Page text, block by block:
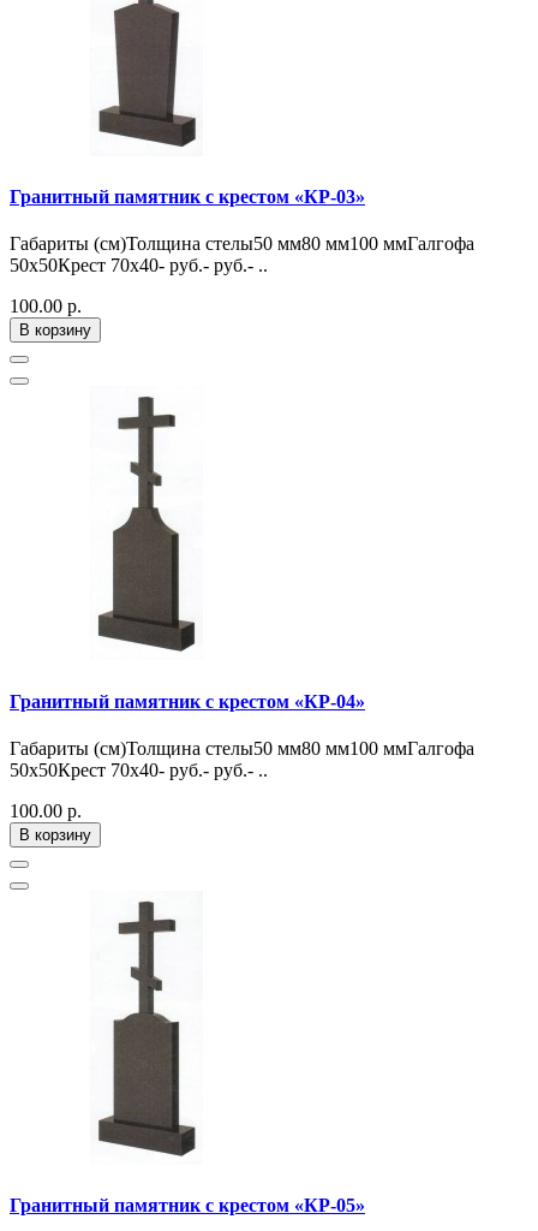
Гранитный памятник с крестом «КР-03»
Габариты (см)Толщина стелы50 мм80 мм100 ммГалгофа
50х50Крест 70х40- руб.- руб.- ..
100.00 р.
В корзину
Гранитный памятник с крестом «КР-04»
Габариты (см)Толщина стелы50 мм80 мм100 ммГалгофа
50х50Крест 70х40- руб.- руб.- ..
100.00 р.
В корзину
Гранитный памятник с крестом «КР-05»